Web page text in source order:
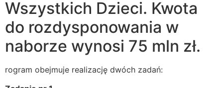
Wszystkich Dzieci. Kwota
do rozdysponowania w
naborze wynosi 75 mln zł.
rogram obejmuje realizację dwóch zadań: